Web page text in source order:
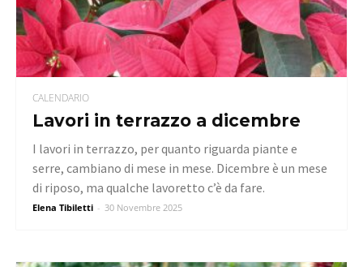
CALENDARIO
Lavori in terrazzo a dicembre
Elena Tibiletti - 30 Novembre 2025
I lavori in terrazzo, per quanto riguarda piante e
serre, cambiano di mese in mese. Dicembre è un mese
di riposo, ma qualche lavoretto c’è da fare.